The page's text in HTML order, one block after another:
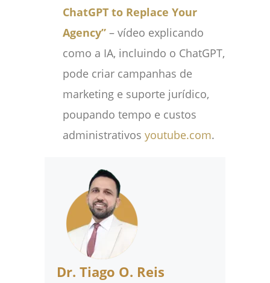
ChatGPT to Replace Your
Agency” – vídeo explicando
como a IA, incluindo o ChatGPT,
pode criar campanhas de
marketing e suporte jurídico,
poupando tempo e custos
administrativos youtube.com.
Dr. Tiago O. Reis